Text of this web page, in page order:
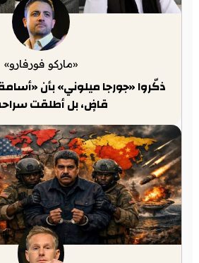
«ماركو فورفارو»
ذكّروا «جورجا ميلوني» بأن
قاضٍ، بل أطلقت